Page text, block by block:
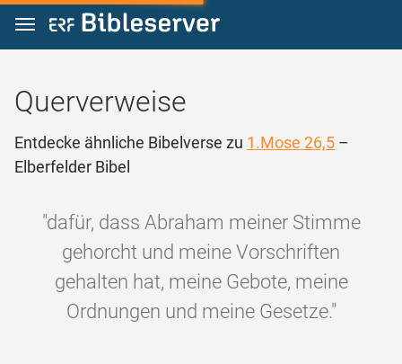
Zum Inhalt springen
Querverweise
Entdecke ähnliche Bibelverse zu 1.Mose 26,5 –
Elberfelder Bibel
"dafür, dass Abraham meiner Stimme
gehorcht und meine Vorschriften
gehalten hat, meine Gebote, meine
Ordnungen und meine Gesetze."